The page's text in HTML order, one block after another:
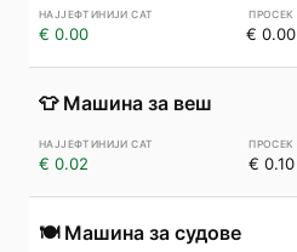
€ 0.00 € 0.00
👕 Машина за веш
€ 0.02 € 0.10
🍽️ Машина за судове